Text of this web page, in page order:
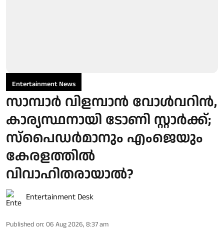
Entertainment News
സാമ്പാർ വിളമ്പാൻ വോൾവറിൻ,
കാര്യസ്ഥനായി ടോണി സ്റ്റാർക്ക്;
സ്പൈഡർമാനും എംജെയും
കേരളത്തിൽ
വിവാഹിതരായാൽ?
Entertainment Desk
Published on: 06 Aug 2026, 8:37 am